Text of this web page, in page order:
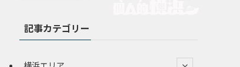
記事カテゴリー